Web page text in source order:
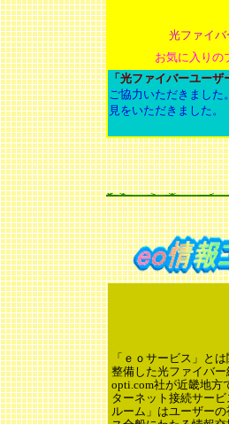
光ファイ
お気に入りの
「光ファイバーユー
ご協力いただきました
見をいただきました。
「ｅｏサービス」と
整備した光ファイバ
opti.com社が近畿地方
ターネット接続サー
ルーム」はユーザー